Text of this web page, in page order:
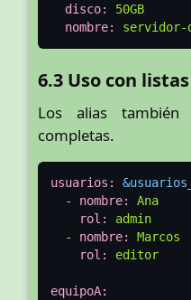
disco:
50GB
nombre:
servidor-
6.3 Uso con listas
Los alias también
completas.
usuarios:
-
nombre:
Ana
rol:
admin
-
nombre:
Marcos
rol:
editor
equipoA: